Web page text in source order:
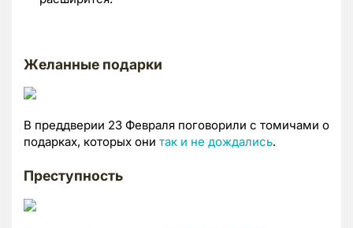
Желанные подарки
В преддверии 23 Февраля поговорили с томичами о
подарках, которых они так и не дождались.
Преступность